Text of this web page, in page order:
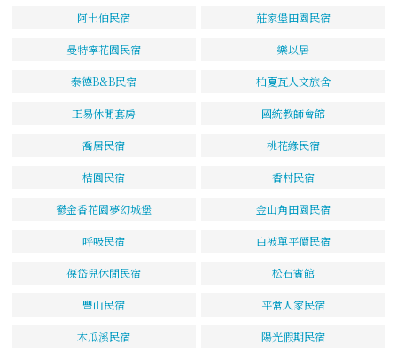
阿土伯民宿 莊家堡田園民宿
曼特寧花園民宿 樂以居
泰德B&B民宿 柏夏瓦人文旅舍
正易休閒套房 國統教師會館
喬居民宿 桃花緣民宿
桔園民宿 香村民宿
鬱金香花園夢幻城堡 金山角田園民宿
呼吸民宿 白被單平價民宿
葆岱兒休閒民宿 松石賓館
豐山民宿 平常人家民宿
木瓜溪民宿 陽光假期民宿